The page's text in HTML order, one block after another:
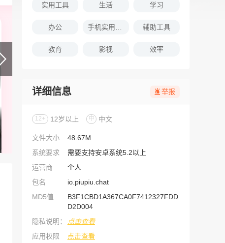
实用工具 生活 学习
办公 辅助工具
教育 影视 效率
详细信息 举报
12+ 12岁以上 中 中文
文件大小
48.67M
系统要求
需要支持安卓系统5.2以上
运营商
个人
包名
io.piupiu.chat
MD5值
B3F1CBD1A367CA0F7412327FDD
D2D004
隐私说明：
点击查看
应用权限
点击查看